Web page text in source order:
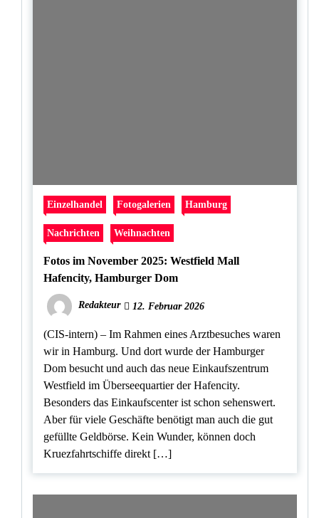
Einzelhandel Fotogalerien Hamburg
Nachrichten Weihnachten
Fotos im November 2025: Westfield Mall
Hafencity, Hamburger Dom
Redakteur 12. Februar 2026
(CIS-intern) – Im Rahmen eines Arztbesuches waren
wir in Hamburg. Und dort wurde der Hamburger
Dom besucht und auch das neue Einkaufszentrum
Westfield im Überseequartier der Hafencity.
Besonders das Einkaufscenter ist schon sehenswert.
Aber für viele Geschäfte benötigt man auch die gut
gefüllte Geldbörse. Kein Wunder, können doch
Kruezfahrtschiffe direkt […]